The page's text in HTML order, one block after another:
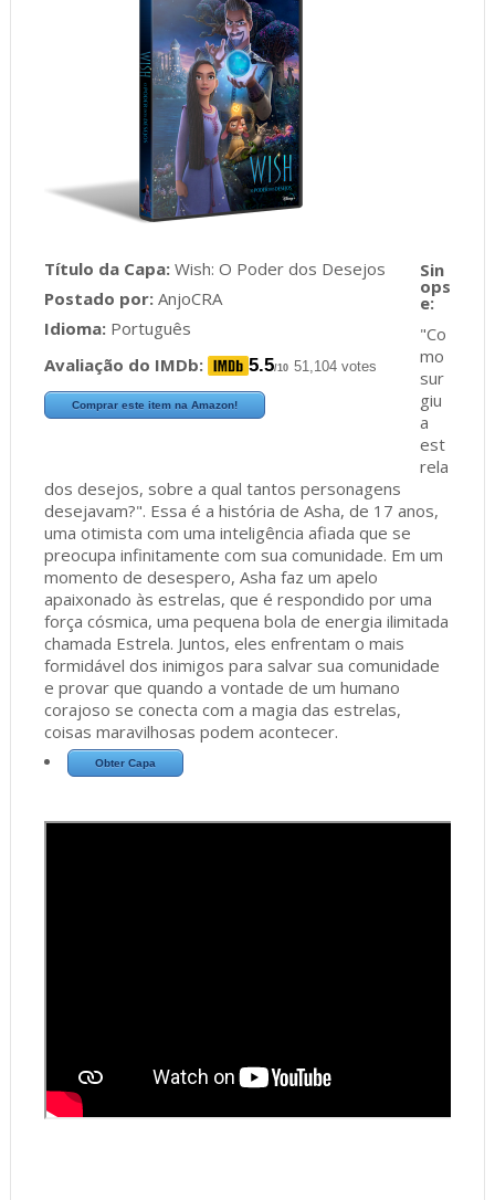
Título da Capa:Wish: O Poder dos Desejos
Postado por:AnjoCRA
Idioma:Português
Avaliação do IMDb:
5.5/10 51,104 votes
Comprar este item na Amazon!
"Co
mo
sur
giu
a
est
rela
dos desejos, sobre a qual tantos personagens
desejavam?". Essa é a história de Asha, de 17 anos,
uma otimista com uma inteligência afiada que se
preocupa infinitamente com sua comunidade. Em um
momento de desespero, Asha faz um apelo
apaixonado às estrelas, que é respondido por uma
força cósmica, uma pequena bola de energia ilimitada
chamada Estrela. Juntos, eles enfrentam o mais
formidável dos inimigos para salvar sua comunidade
e provar que quando a vontade de um humano
corajoso se conecta com a magia das estrelas,
coisas maravilhosas podem acontecer.
Obter Capa